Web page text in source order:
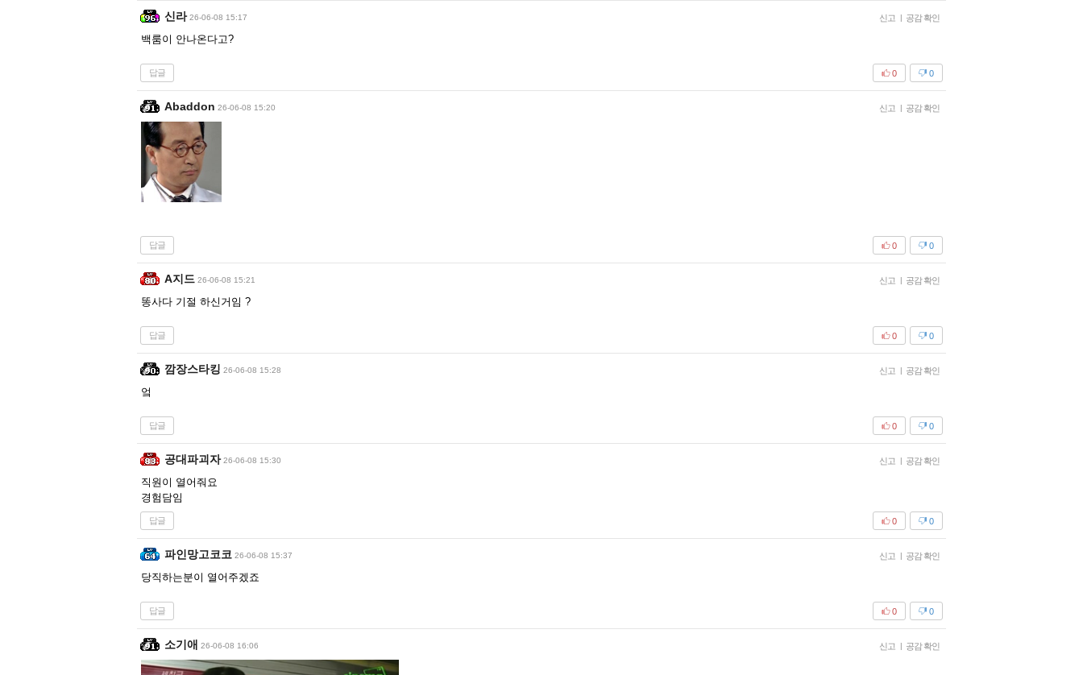
신라 26-06-08 15:17 신고 | 공감 확인
백룸이 안나온다고?
답글 0
0
Abaddon 26-06-08 15:20 신고 | 공감 확인
답글 0
0
A지드 26-06-08 15:21 신고 | 공감 확인
똥사다 기절 하신거임 ?
답글 0
0
깜장스타킹 26-06-08 15:28 신고 | 공감 확인
엌
답글 0
0
공대파괴자 26-06-08 15:30 신고 | 공감 확인
직원이 열어줘요
경험담임
답글 0
0
파인망고코코 26-06-08 15:37 신고 | 공감 확인
당직하는분이 열어주겠죠
답글 0
0
소기애 26-06-08 16:06 신고 | 공감 확인